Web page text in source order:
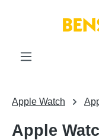
Apple Watch
Apple